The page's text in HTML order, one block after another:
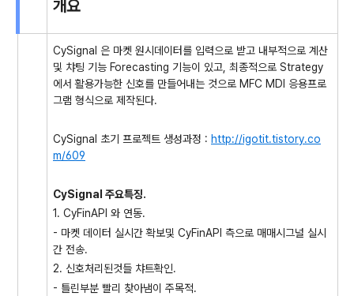
개요
CySignal 은 마켓 원시데이터를 입력으로 받고 내부적으로 계산
및 챠팅 기능 Forecasting 기능이 있고, 최종적으로 Strategy
에서 활용가능한 신호를 만들어내는 것으로 MFC MDI 응용프로
그램 형식으로 제작된다.
CySignal 초기 프로젝트 생성과정 : http://igotit.tistory.co
m/609
CySignal 주요특징.
1. CyFinAPI 와 연동.
- 마켓 데이터 실시간 확보및 CyFinAPI 측으로 매매시그널 실시
간 전송.
2. 신호처리된것들 챠트확인.
- 틀린부분 빨리 찾아냄이 주목적.